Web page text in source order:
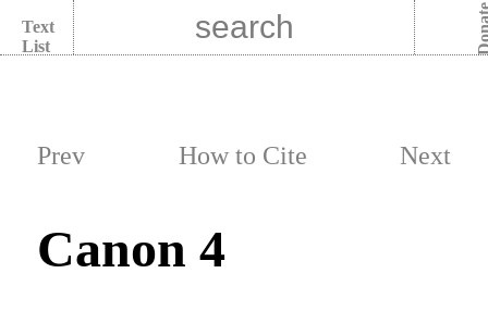
Text
List
Prev How to Cite Next
Canon 4